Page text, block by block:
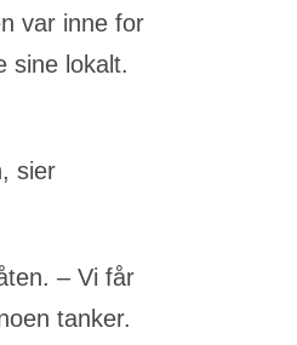
var inne for
sine lokalt.
sier
– Vi får
tanker.